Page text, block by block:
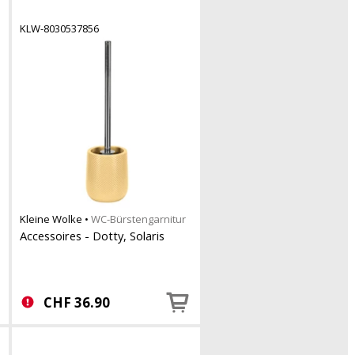
KLW-8030537856
Kleine Wolke •WC-Bürstengarnitur
Accessoires - Dotty, Solaris
CHF 36.90